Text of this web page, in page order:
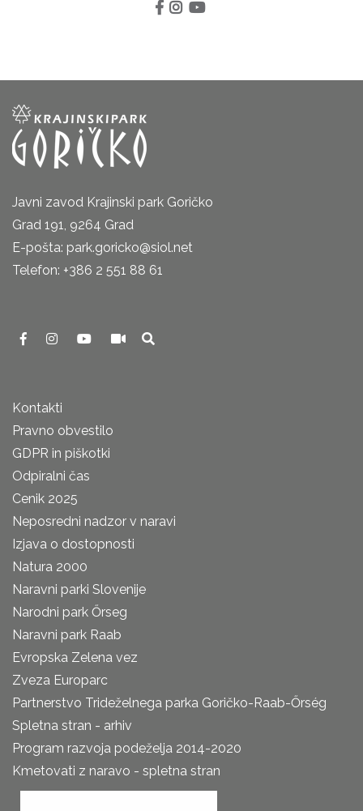
Javni zavod Krajinski park Goričko
Grad 191, 9264 Grad
E-pošta: park.goricko@siol.net
Telefon: +386 2 551 88 61
Kontakti
Pravno obvestilo
GDPR in piškotki
Odpiralni čas
Cenik 2025
Neposredni nadzor v naravi
Izjava o dostopnosti
Natura 2000
Naravni parki Slovenije
Narodni park Őrseg
Naravni park Raab
Evropska Zelena vez
Zveza Europarc
Partnerstvo Trideželnega parka Goričko-Raab-Őrség
Spletna stran - arhiv
Program razvoja podeželja 2014-2020
Kmetovati z naravo - spletna stran